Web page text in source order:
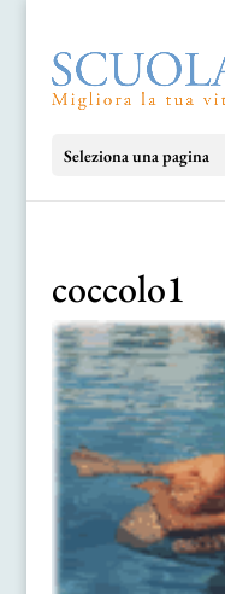
Seleziona una pagina
coccolo1